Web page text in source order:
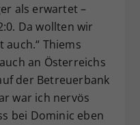
als erwartet –
Da wollten wir
Thiems
an Österreichs
der Betreuerbank
war ich nervös
bei Dominic eben